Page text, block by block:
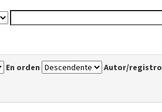
En orden Autor/registro